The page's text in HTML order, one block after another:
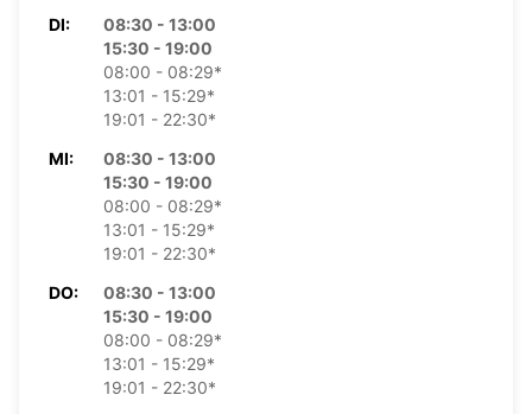
DI:
08:30 - 13:00
15:30 - 19:00
08:00 - 08:29*
13:01 - 15:29*
19:01 - 22:30*
MI:
08:30 - 13:00
15:30 - 19:00
08:00 - 08:29*
13:01 - 15:29*
19:01 - 22:30*
DO:
08:30 - 13:00
15:30 - 19:00
08:00 - 08:29*
13:01 - 15:29*
19:01 - 22:30*